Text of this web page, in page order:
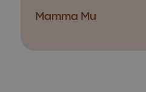
Mamma Mu